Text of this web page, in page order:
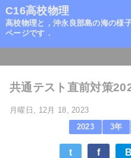
C16高校物理
高校物理と，沖永良部島の海の様
ページです．
共通テスト直前対策
月曜日, 12月 18, 2023
2023
3年
t f